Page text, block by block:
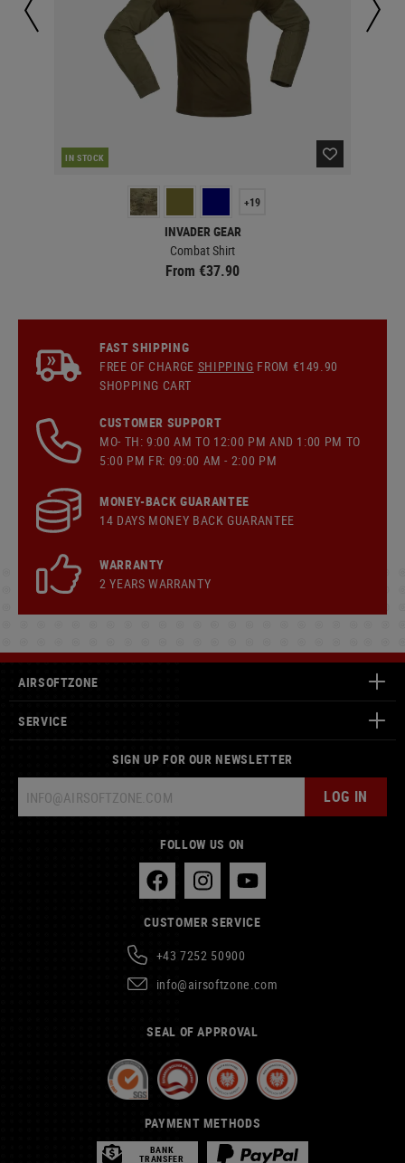
IN STOCK
+19
INVADER GEAR
Combat Shirt
From €37.90
FAST SHIPPING
FREE OF CHARGE SHIPPING FROM €149.90
SHOPPING CART
CUSTOMER SUPPORT
MO- TH: 9:00 AM TO 12:00 PM AND 1:00 PM TO
5:00 PM FR: 09:00 AM - 2:00 PM
MONEY-BACK GUARANTEE
14 DAYS MONEY BACK GUARANTEE
WARRANTY
2 YEARS WARRANTY
AIRSOFTZONE
SERVICE
SIGN UP FOR OUR NEWSLETTER
LOG IN
FOLLOW US ON
CUSTOMER SERVICE
+43 7252 50900
info@airsoftzone.com
SEAL OF APPROVAL
PAYMENT METHODS
BANK
TRANSFER